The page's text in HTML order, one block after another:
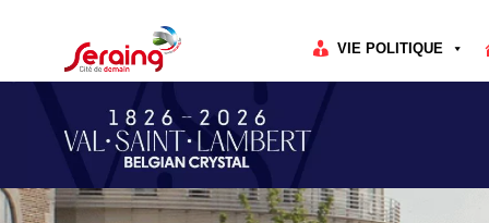
VIE POLITIQUE